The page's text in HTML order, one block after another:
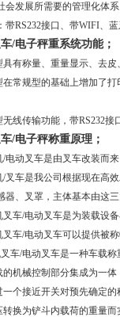
会发展所需要的管理化体
带RS232接口、带WIFI、
/电子秤重系统功能；
具有称量、重量显示、去
在常规型的基础上增加了
无线传输功能，带RS232
/电子秤称重原理；
/电动叉车是由叉车改装而
/叉车是我公司根据现在高
器、叉罩，主体基本由这
叉车/电动叉车是为装载设
叉车/电动叉车可以提供被
车/电动叉车是一种车载称
的机械控制部分集成为一
一个接近开关对预先确定
转换为铲斗内载荷的重量而